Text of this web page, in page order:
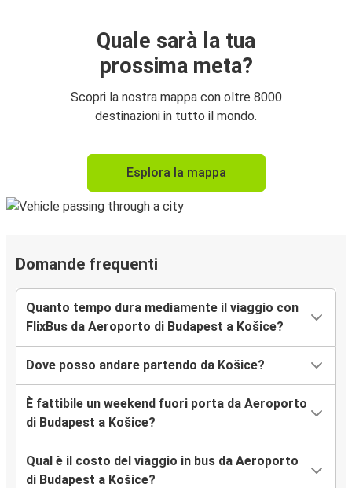
Quale sarà la tua
prossima meta?
Scopri la nostra mappa con oltre 8000
destinazioni in tutto il mondo.
Esplora la mappa
Domande frequenti
Quanto tempo dura mediamente il viaggio con
FlixBus da Aeroporto di Budapest a Košice?
Dove posso andare partendo da Košice?
È fattibile un weekend fuori porta da Aeroporto
di Budapest a Košice?
Qual è il costo del viaggio in bus da Aeroporto
di Budapest a Košice?